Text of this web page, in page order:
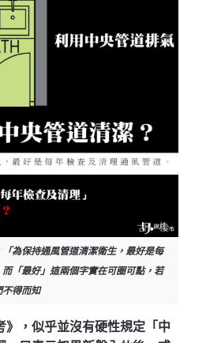
「為保持通風管道清潔衛生，最好是每
「最好」這兩個字實在可圈可點，若
不得而知
》，似乎並沒有硬性規定「中